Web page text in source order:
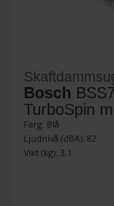
Bosch
TurboSpin
Färg: Blå
Ljudnivå (dBA): 82
Vikt (kg): 3,1